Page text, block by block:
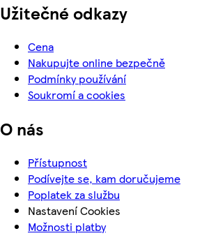
Užitečné odkazy
Cena
Nakupujte online bezpečně
Podmínky používání
Soukromí a cookies
O nás
Přístupnost
Podívejte se, kam doručujeme
Poplatek za službu
Nastavení Cookies
Možnosti platby